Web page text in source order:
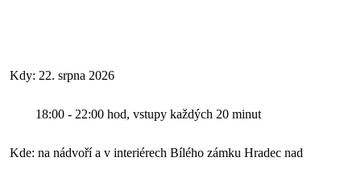
Kdy: 22. srpna 2026
18:00 - 22:00 hod, vstupy každých 20 minut
Kde: na nádvoří a v interiérech Bílého zámku Hradec nad